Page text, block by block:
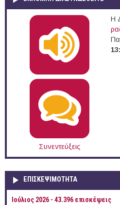
Η
Συνεντεύξεις
ΕΠΙΣΚΕΨΙΜΌΤΗΤΑ
Ιούλιος 2026 - 43.396 επισκέψεις